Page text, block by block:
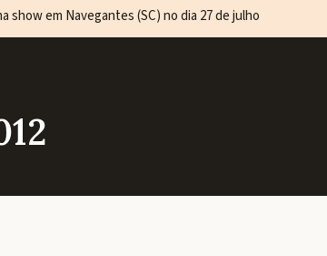
show em Navegantes (SC) no dia 27 de julho